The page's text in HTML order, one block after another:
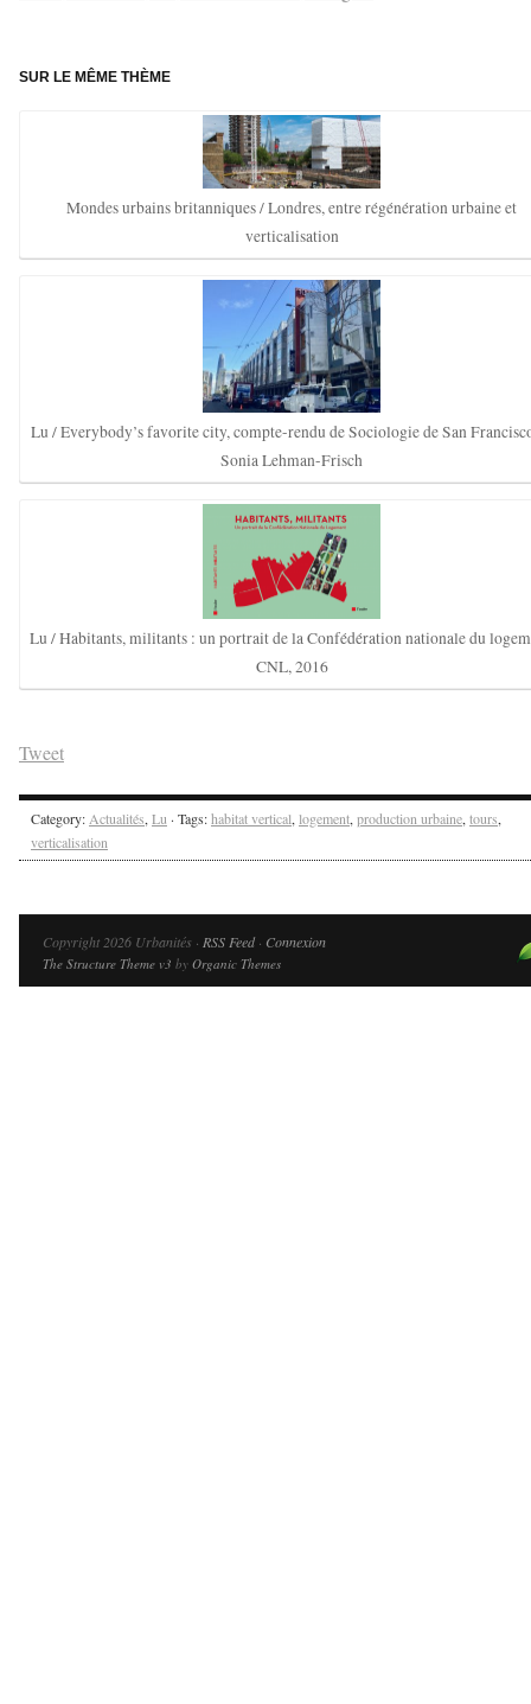
SUR LE MÊME THÈME
Mondes urbains britanniques / Londres, entre régénération urbaine et
verticalisation
Lu / Everybody’s favorite city, compte-rendu de Sociologie de San
Sonia Lehman-Frisch
Lu / Habitants, militants : un portrait de la Confédération nationale du
CNL, 2016
Tweet
Category: Actualités, Lu · Tags:habitat vertical, logement, production urbaine, tours,
verticalisation
Copyright 2026 Urbanités · RSS Feed· Connexion
The Structure Theme v3 by Organic Themes